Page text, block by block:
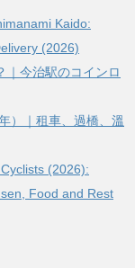
Kaido:
(2026)
｜今治駅のコインロ
）｜租車、過橋、溫
(2026):
Food and Rest